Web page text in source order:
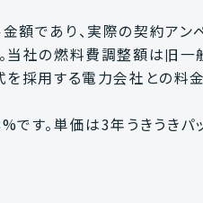
額であり、実際の契約アン
当社の燃料費調整額は旧
を採用する電力会社との料
す。単価は3年うきうき